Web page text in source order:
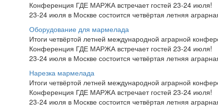
Конференция ГДЕ МАРЖА встречает гостей 23-24 июля!
23-24 июля в Москве состоится четвёртая летняя
Оборудование для мармелада
Итоги четвёртой летней международной аграрной
Конференция ГДЕ МАРЖА встречает гостей 23-24 июля!
23-24 июля в Москве состоится четвёртая летняя
Нарезка мармелада
Итоги четвёртой летней международной аграрной
Конференция ГДЕ МАРЖА встречает гостей 23-24 июля!
23-24 июля в Москве состоится четвёртая летняя